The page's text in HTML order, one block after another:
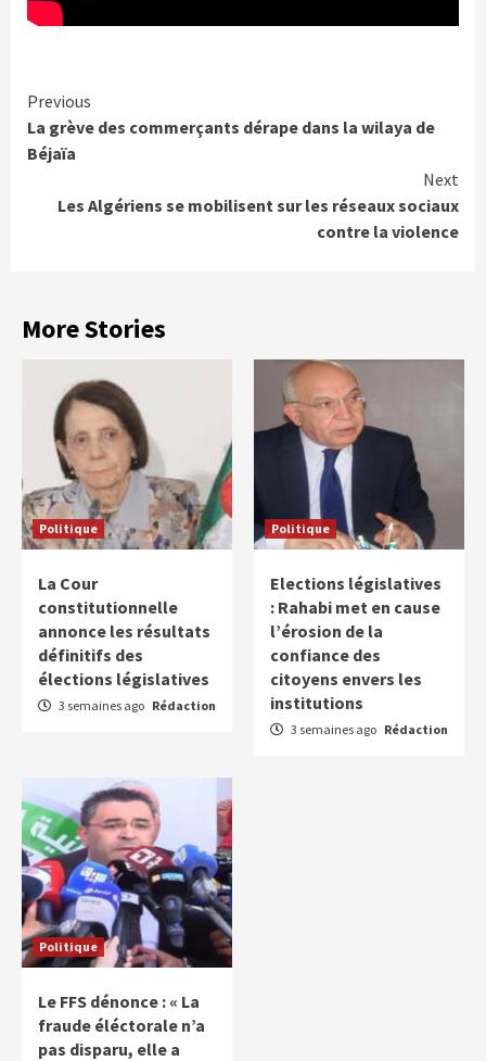
Continue
Reading
Previous
La grève des commerçants dérape dans la wilaya de
Béjaïa
Next
Les Algériens se mobilisent sur les réseaux sociaux
contre la violence
More Stories
Politique
La Cour
constitutionnelle
annonce les résultats
définitifs des
élections législatives
3 semaines ago Rédaction
Politique
Elections législatives
: Rahabi met en cause
l’érosion de la
confiance des
citoyens envers les
institutions
3 semaines ago Rédaction
Politique
Le FFS dénonce : « La
fraude éléctorale n’a
pas disparu, elle a